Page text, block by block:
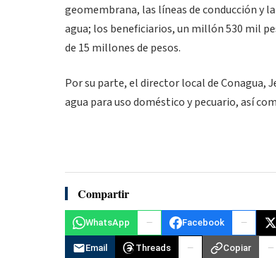
geomembrana, las líneas de conducción y
agua; los beneficiarios, un millón 530 mil
de 15 millones de pesos.
Por su parte, el director local de Conagua,
agua para uso doméstico y pecuario, así
Compartir
WhatsApp Facebook
Email Threads Copiar